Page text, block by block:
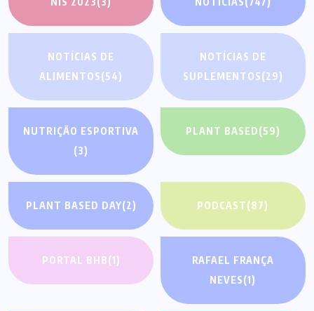
NOTÍCIAS DE
ALIMENTOS(54)
NOTÍCIAS DE
SUPLEMENTOS(29)
NUTRIÇÃO ESPORTIVA
(3)
PLANT BASED(59)
PLANT BASED DAY(2) PODCAST(87)
PORTAL BHB(1)
RAFAEL FRANÇA
NEVES(1)